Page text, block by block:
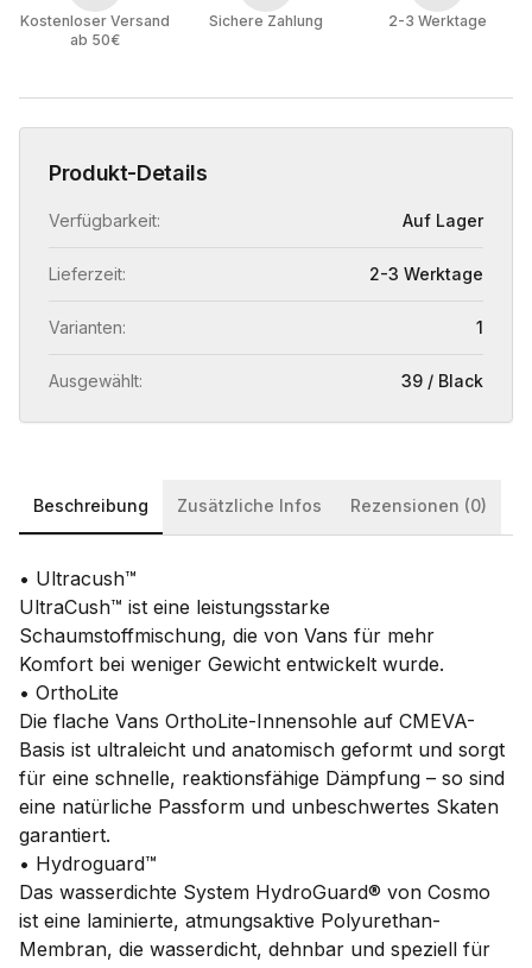
Kostenloser Versand
ab 50€
Sichere Zahlung 2-3 Werktage
Produkt-Details
Verfügbarkeit: Auf Lager
Lieferzeit: 2-3 Werktage
Varianten: 1
Ausgewählt: 39 / Black
Beschreibung Zusätzliche Infos Rezensionen (0)
• Ultracush™
UltraCush™ ist eine leistungsstarke
Schaumstoffmischung, die von Vans für mehr
Komfort bei weniger Gewicht entwickelt wurde.
• OrthoLite
Die flache Vans OrthoLite-Innensohle auf CMEVA-
Basis ist ultraleicht und anatomisch geformt und sorgt
für eine schnelle, reaktionsfähige Dämpfung – so sind
eine natürliche Passform und unbeschwertes Skaten
garantiert.
• Hydroguard™
Das wasserdichte System HydroGuard® von Cosmo
ist eine laminierte, atmungsaktive Polyurethan-
Membran, die wasserdicht, dehnbar und speziell für